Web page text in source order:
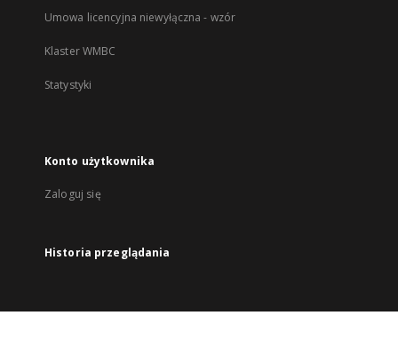
Umowa licencyjna niewyłączna - wzór
Klaster WMBC
Statystyki
Konto użytkownika
Zaloguj się
Historia przeglądania